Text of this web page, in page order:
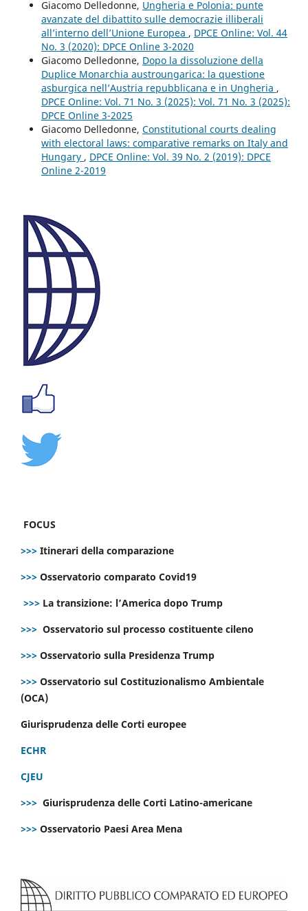
Giacomo Delledonne, Ungheria e Polonia: punte
avanzate del dibattito sulle democrazie illiberali
all’interno dell’Unione Europea , DPCE Online: Vol. 44
No. 3 (2020): DPCE Online 3-2020
Giacomo Delledonne, Dopo la dissoluzione della
Duplice Monarchia austroungarica: la questione
asburgica nell’Austria repubblicana e in Ungheria ,
DPCE Online: Vol. 71 No. 3 (2025): Vol. 71 No. 3 (2025):
DPCE Online 3-2025
Giacomo Delledonne, Constitutional courts dealing
with electoral laws: comparative remarks on Italy and
Hungary , DPCE Online: Vol. 39 No. 2 (2019): DPCE
Online 2-2019
FOCUS
>>> Itinerari della comparazione
>>> Osservatorio comparato Covid19
>>> La transizione: l’America dopo Trump
>>> Osservatorio sul processo costituente cileno
>>> Osservatorio sulla Presidenza Trump
>>> Osservatorio sul Costituzionalismo Ambientale
(OCA)
Giurisprudenza delle Corti europee
ECHR
CJEU
>>> Giurisprudenza delle Corti Latino-americane
>>> Osservatorio Paesi Area Mena